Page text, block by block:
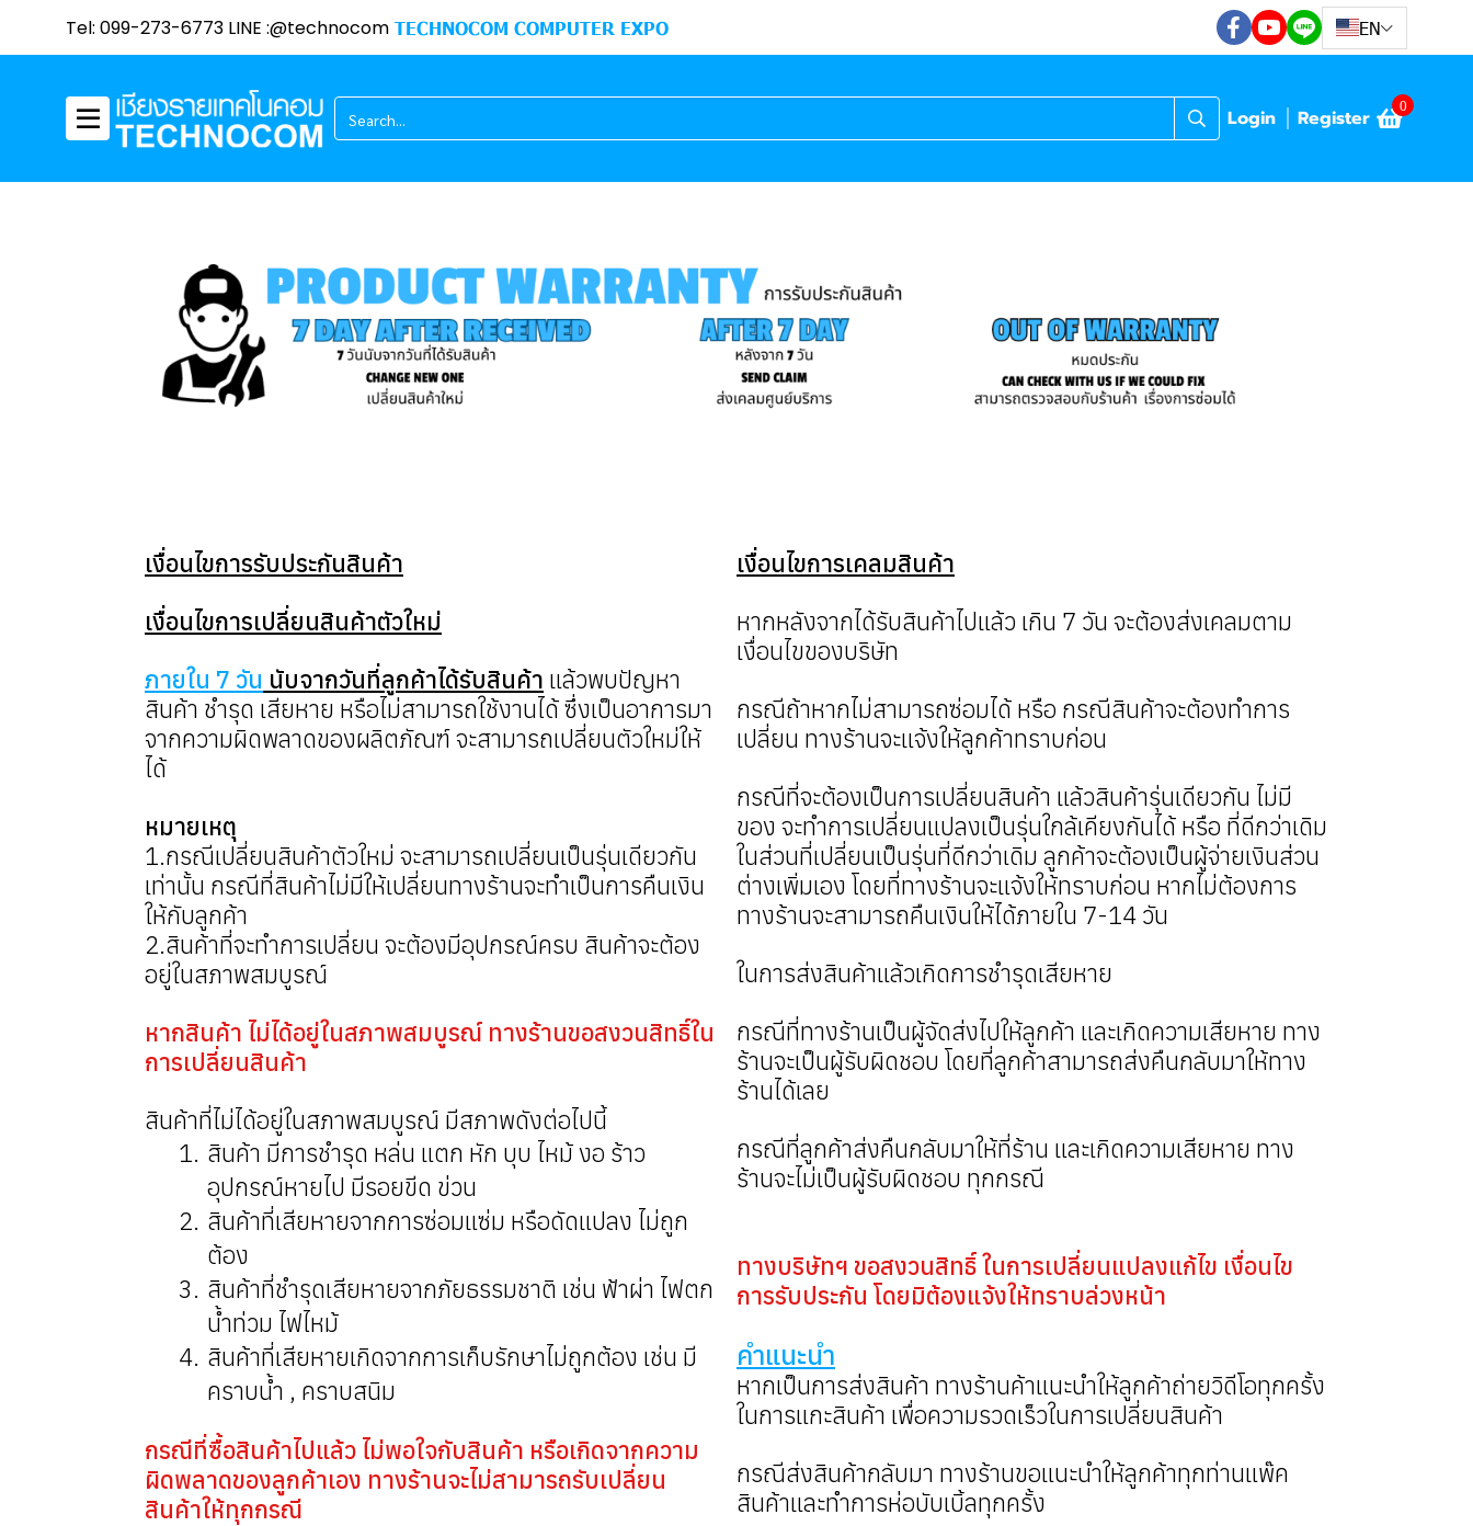
Tel: 099-273-6773 LINE :@technocom TECHNOCOM COMPUTER EXPO EN
Login Register 0
เงื่อนไขการรับประกันสินค้า
เงื่อนไขการเปลี่ยนสินค้าตัวใหม่
ภายใน 7 วัน นับจากวันที่ลูกค้าได้รับสินค้า แล้วพบปัญหา
สินค้า ชำรุด เสียหาย หรือไม่สามารถใช้งานได้ ซึ่งเป็นอาการมา
จากความผิดพลาดของผลิตภัณฑ์ จะสามารถเปลี่ยนตัวใหม่ให้
ได้
หมายเหตุ
1.กรณีเปลี่ยนสินค้าตัวใหม่ จะสามารถเปลี่ยนเป็นรุ่นเดียวกัน
เท่านั้น กรณีที่สินค้าไม่มีให้เปลี่ยนทางร้านจะทำเป็นการคืนเงิน
ให้กับลูกค้า
2.สินค้าที่จะทำการเปลี่ยน จะต้องมีอุปกรณ์ครบ สินค้าจะต้อง
อยู่ในสภาพสมบูรณ์
หากสินค้า ไม่ได้อยู่ในสภาพสมบูรณ์ ทางร้านขอสงวนสิทธิ์ใน
การเปลี่ยนสินค้า
สินค้าที่ไม่ได้อยู่ในสภาพสมบูรณ์ มีสภาพดังต่อไปนี้
สินค้า มีการชำรุด หล่น แตก หัก บุบ ไหม้ งอ ร้าว
อุปกรณ์หายไป มีรอยขีด ข่วน
สินค้าที่เสียหายจากการซ่อมแซ่ม หรือดัดแปลง ไม่ถูก
ต้อง
สินค้าที่ชำรุดเสียหายจากภัยธรรมชาติ เช่น ฟ้าผ่า ไฟตก
น้ำท่วม ไฟไหม้
สินค้าที่เสียหายเกิดจากการเก็บรักษาไม่ถูกต้อง เช่น มี
คราบน้ำ , คราบสนิม
กรณีที่ซื้อสินค้าไปแล้ว ไม่พอใจกับสินค้า หรือเกิดจากความ
ผิดพลาดของลูกค้าเอง ทางร้านจะไม่สามารถรับเปลี่ยน
สินค้าให้ทุกกรณี
เงื่อนไขการเคลมสินค้า
หากหลังจากได้รับสินค้าไปแล้ว เกิน 7 วัน จะต้องส่งเคลมตาม
เงื่อนไขของบริษัท
กรณีถ้าหากไม่สามารถซ่อมได้ หรือ กรณีสินค้าจะต้องทำการ
เปลี่ยน ทางร้านจะแจ้งให้ลูกค้าทราบก่อน
กรณีที่จะต้องเป็นการเปลี่ยนสินค้า แล้วสินค้ารุ่นเดียวกัน ไม่มี
ของ จะทำการเปลี่ยนแปลงเป็นรุ่นใกล้เคียงกันได้ หรือ ที่ดีกว่าเดิม
ในส่วนที่เปลี่ยนเป็นรุ่นที่ดีกว่าเดิม ลูกค้าจะต้องเป็นผู้จ่ายเงินส่วน
ต่างเพิ่มเอง โดยที่ทางร้านจะแจ้งให้ทราบก่อน หากไม่ต้องการ
ทางร้านจะสามารถคืนเงินให้ได้ภายใน 7-14 วัน
ในการส่งสินค้าแล้วเกิดการชำรุดเสียหาย
กรณีที่ทางร้านเป็นผู้จัดส่งไปให้ลูกค้า และเกิดความเสียหาย ทาง
ร้านจะเป็นผู้รับผิดชอบ โดยที่ลูกค้าสามารถส่งคืนกลับมาให้ทาง
ร้านได้เลย
กรณีที่ลูกค้าส่งคืนกลับมาให้ที่ร้าน และเกิดความเสียหาย ทาง
ร้านจะไม่เป็นผู้รับผิดชอบ ทุกกรณี
ทางบริษัทฯ ขอสงวนสิทธิ์ ในการเปลี่ยนแปลงแก้ไข เงื่อนไข
การรับประกัน โดยมิต้องแจ้งให้ทราบล่วงหน้า
คำแนะนำ
หากเป็นการส่งสินค้า ทางร้านค้าแนะนำให้ลูกค้าถ่ายวิดีโอทุกครั้ง
ในการแกะสินค้า เพื่อความรวดเร็วในการเปลี่ยนสินค้า
กรณีส่งสินค้ากลับมา ทางร้านขอแนะนำให้ลูกค้าทุกท่านแพ๊ค
สินค้าและทำการห่อบับเบิ้ลทุกครั้ง